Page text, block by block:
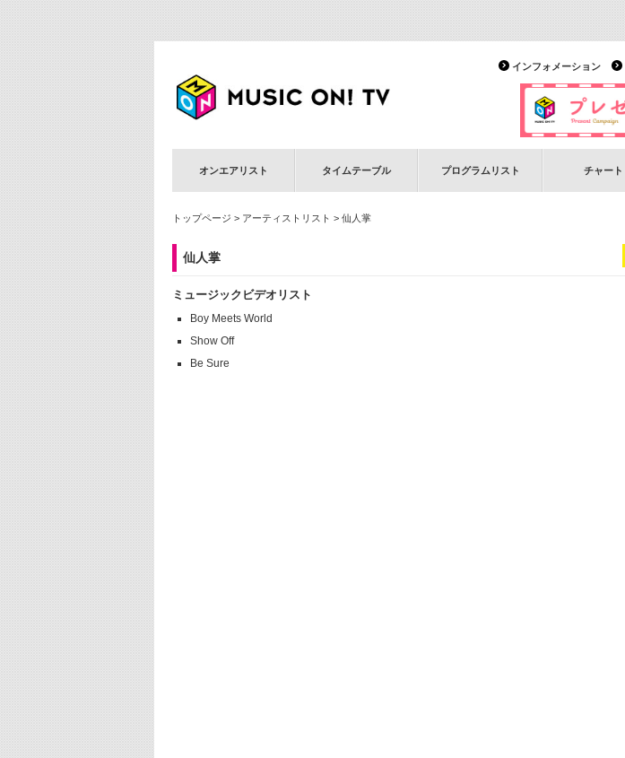
インフォメーション
オンエアリスト タイムテーブル プログラムリスト チャート
トップページ > アーティストリスト > 仙人掌
仙人掌
ミュージックビデオリスト
Boy Meets World
Show Off
Be Sure